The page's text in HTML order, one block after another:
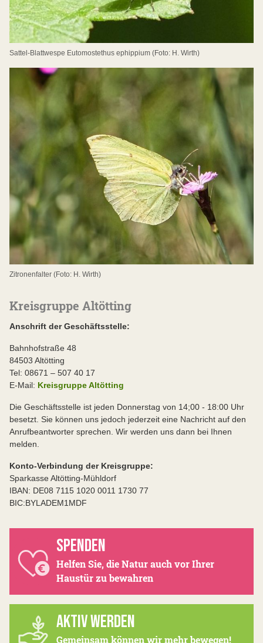
Sattel-Blattwespe Eutomostethus ephippium (Foto: H. Wirth)
Zitronenfalter (Foto: H. Wirth)
Kreisgruppe Altötting
Anschrift der Geschäftsstelle:
Bahnhofstraße 48
84503 Altötting
Tel: 08671 – 507 40 17
E-Mail: Kreisgruppe Altötting
Die Geschäftsstelle ist jeden Donnerstag von 14;00 - 18:00 Uhr
besetzt. Sie können uns jedoch jederzeit eine Nachricht auf den
Anrufbeantworter sprechen. Wir werden uns dann bei Ihnen
melden.
Konto-Verbindung der Kreisgruppe:
Sparkasse Altötting-Mühldorf
IBAN: DE08 7115 1020 0011 1730 77
BIC:BYLADEM1MDF
SPENDEN
Helfen Sie, die Natur auch vor Ihrer
Haustür zu bewahren
AKTIV WERDEN
Gemeinsam können wir mehr bewegen!